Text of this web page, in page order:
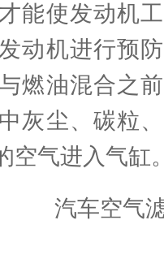
能使发动机
动机进行预
燃油混合之
灰尘、碳粒
空气进入气缸